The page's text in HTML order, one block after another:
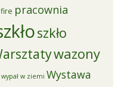
pracownia
szkło
wazony
wypał w ziemi Wystawa